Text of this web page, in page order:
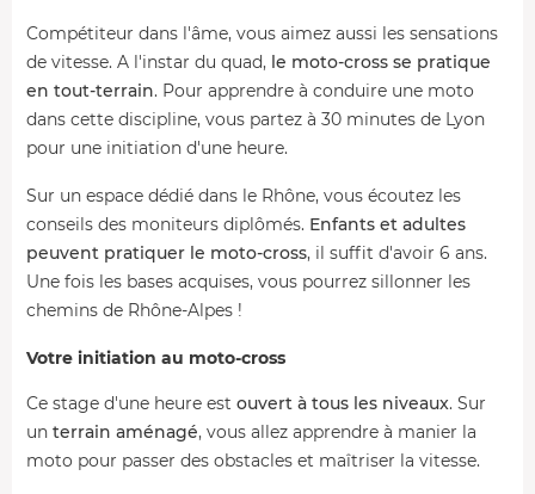
Compétiteur dans l'âme, vous aimez aussi les sensations
de vitesse. A l'instar du quad, le moto-cross se pratique
en tout-terrain. Pour apprendre à conduire une moto
dans cette discipline, vous partez à 30 minutes de Lyon
pour une initiation d'une heure.
Sur un espace dédié dans le Rhône, vous écoutez les
conseils des moniteurs diplômés. Enfants et adultes
peuvent pratiquer le moto-cross, il suffit d'avoir 6 ans.
Une fois les bases acquises, vous pourrez sillonner les
chemins de Rhône-Alpes !
Votre initiation au moto-cross
Ce stage d'une heure est ouvert à tous les niveaux. Sur
un terrain aménagé, vous allez apprendre à manier la
moto pour passer des obstacles et maîtriser la vitesse.